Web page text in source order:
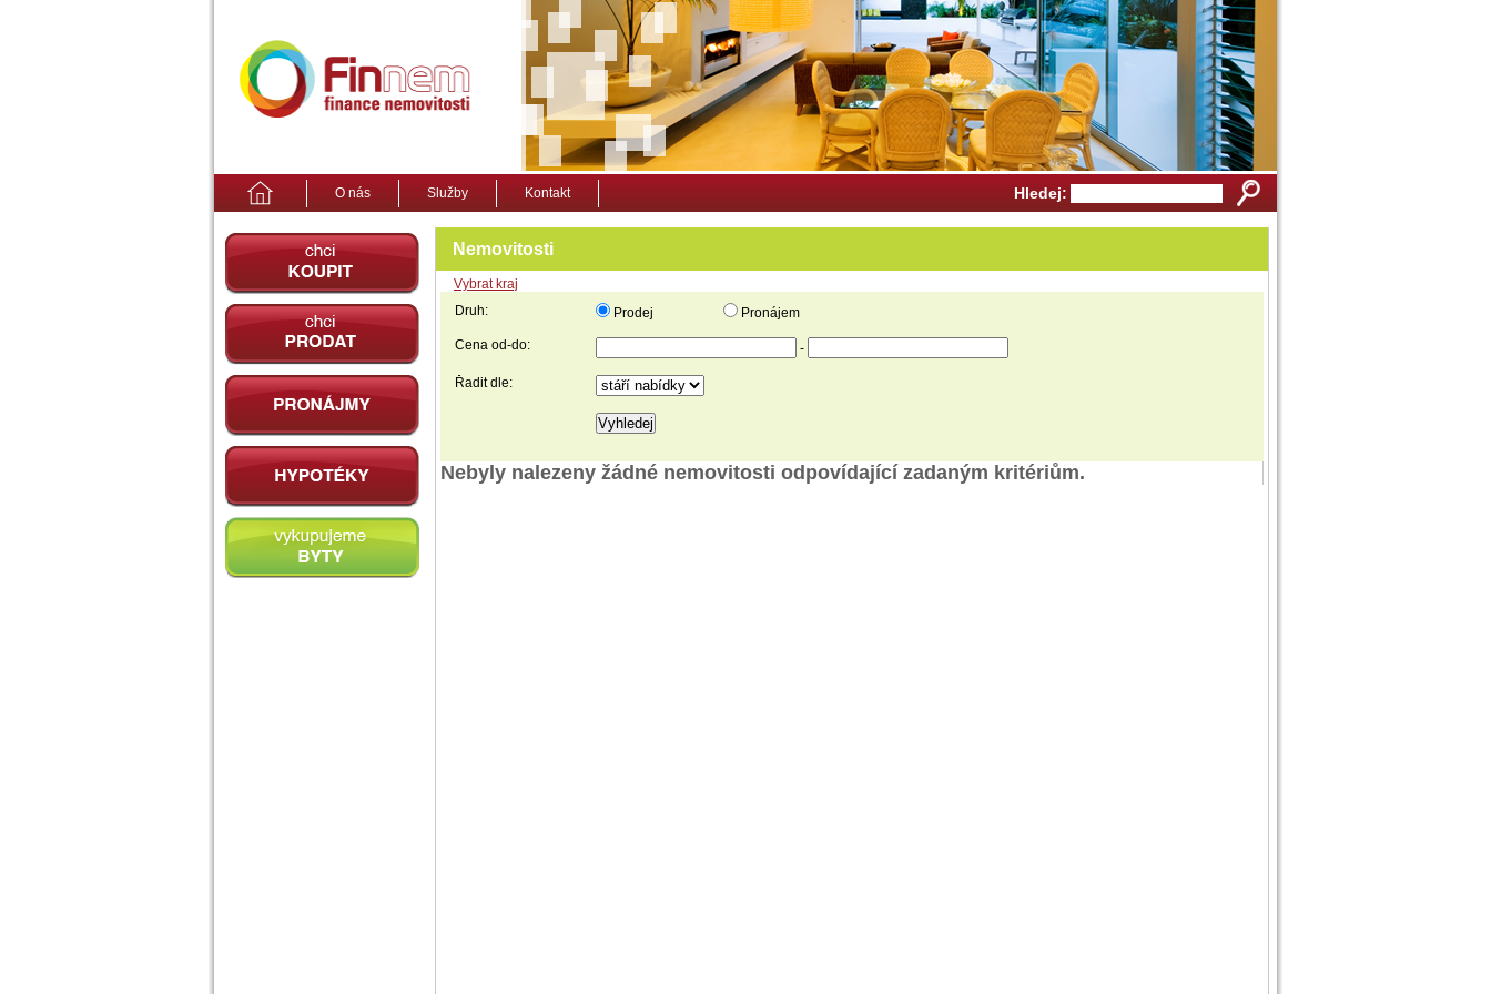
Hledej:
Domů O nás Služby Kontakt
Nemovitosti
Vybrat kraj
Druh:
Prodej Pronájem
Cena od-do: -
Řadit dle:
Nebyly nalezeny žádné nemovitosti odpovídající zadaným kritériům.
chci koupit
chci prodat
pronájmy
Hypotéky
vykupujeme byty